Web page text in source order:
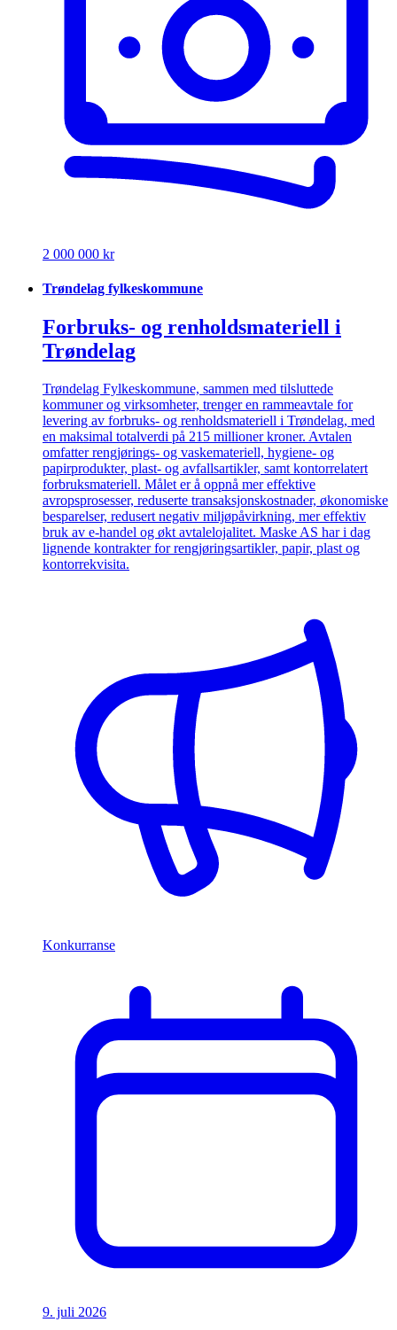
2 000 000 kr
Trøndelag fylkeskommune
Forbruks- og renholdsmateriell i
Trøndelag
Trøndelag Fylkeskommune, sammen med tilsluttede
kommuner og virksomheter, trenger en rammeavtale for
levering av forbruks- og renholdsmateriell i Trøndelag, med
en maksimal totalverdi på 215 millioner kroner. Avtalen
omfatter rengjørings- og vaskemateriell, hygiene- og
papirprodukter, plast- og avfallsartikler, samt kontorrelatert
forbruksmateriell. Målet er å oppnå mer effektive
avropsprosesser, reduserte transaksjonskostnader, økonomiske
besparelser, redusert negativ miljøpåvirkning, mer effektiv
bruk av e-handel og økt avtalelojalitet. Maske AS har i dag
lignende kontrakter for rengjøringsartikler, papir, plast og
kontorrekvisita.
Konkurranse
9. juli 2026